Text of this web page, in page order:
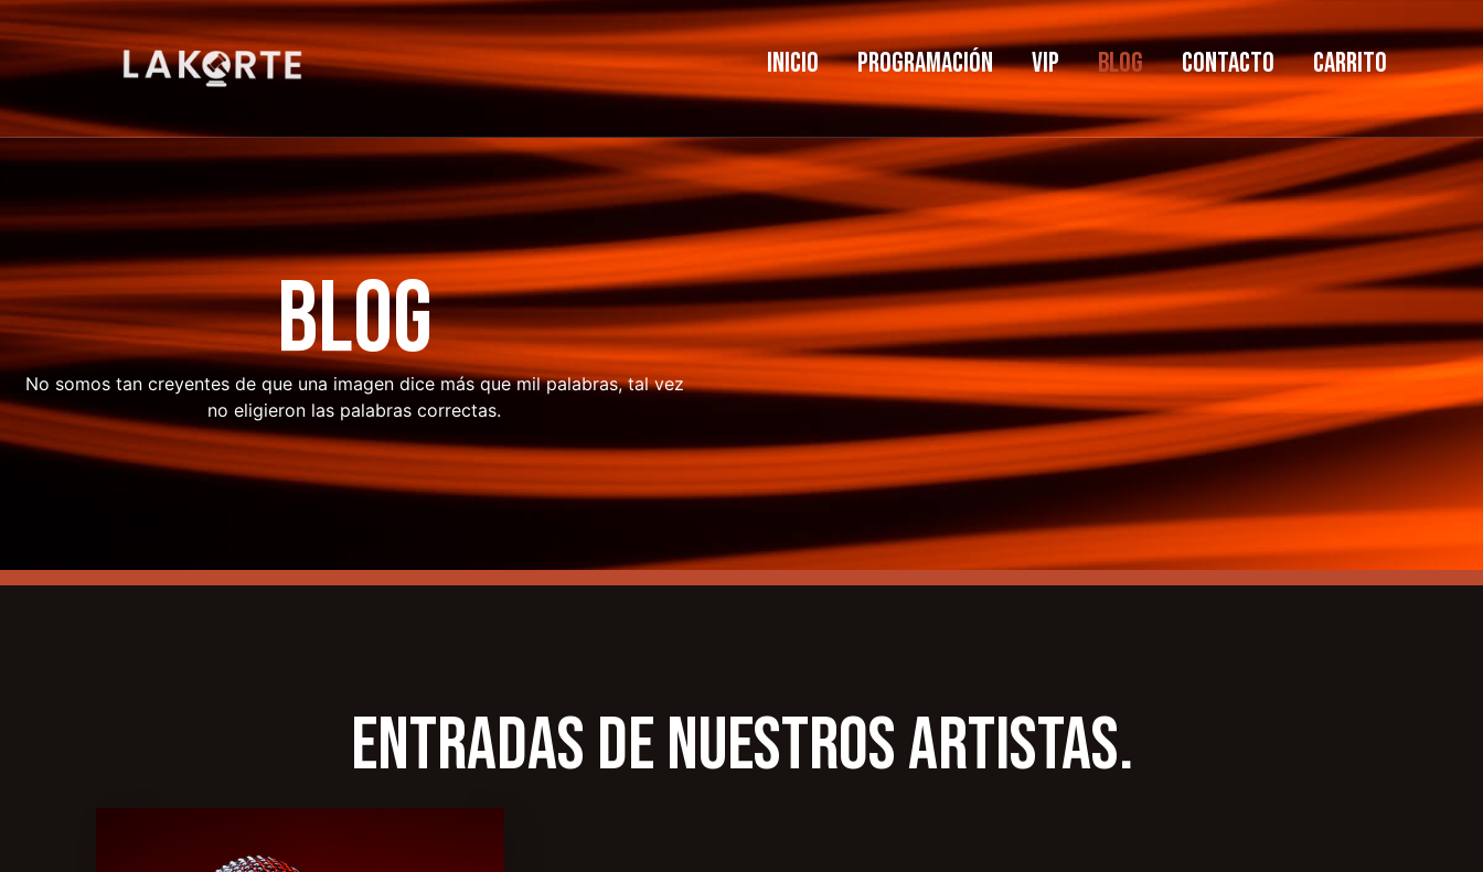
Inicio Programación VIP Blog Contacto Carrito
blog
No somos tan creyentes de que una imagen dice más que mil palabras, tal vez
no eligieron las palabras correctas.
Entradas de nuestros artistas.